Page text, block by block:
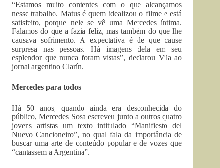
“Estamos muito contentes com o que alcançamos
nesse trabalho. Matus é quem idealizou o filme e está
satisfeito, porque nele se vê uma Mercedes íntima.
Falamos do que a fazia feliz, mas também do que lhe
causava sofrimento. A expectativa é de que cause
surpresa nas pessoas. Há imagens dela em seu
esplendor que nunca foram vistas”, declarou Vila ao
jornal argentino Clarín.
Mercedes para todos
Há 50 anos, quando ainda era desconhecida do
público, Mercedes Sosa escreveu junto a outros quatro
jovens artistas um texto intitulado “Manifiesto del
Nuevo Cancioneiro”, no qual fala da importância de
buscar uma arte de conteúdo popular e de vozes que
“cantassem a Argentina”.